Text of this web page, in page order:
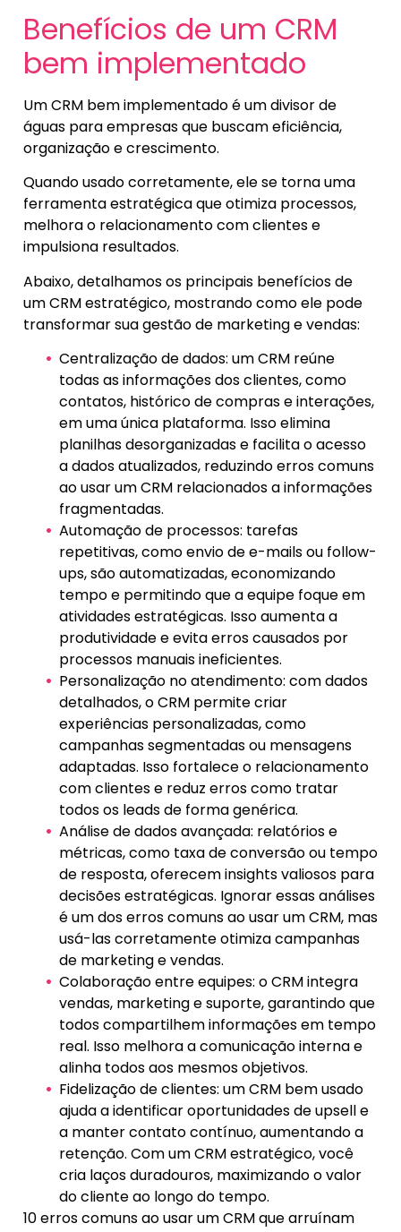
Benefícios de um CRM
bem implementado
Um CRM bem implementado é um divisor de
águas para empresas que buscam eficiência,
organização e crescimento.
Quando usado corretamente, ele se torna uma
ferramenta estratégica que otimiza processos,
melhora o relacionamento com clientes e
impulsiona resultados.
Abaixo, detalhamos os principais benefícios de
um CRM estratégico, mostrando como ele pode
transformar sua gestão de marketing e vendas:
Centralização de dados: um CRM reúne
todas as informações dos clientes, como
contatos, histórico de compras e interações,
em uma única plataforma. Isso elimina
planilhas desorganizadas e facilita o acesso
a dados atualizados, reduzindo erros comuns
ao usar um CRM relacionados a informações
fragmentadas.
Automação de processos: tarefas
repetitivas, como envio de e-mails ou follow-
ups, são automatizadas, economizando
tempo e permitindo que a equipe foque em
atividades estratégicas. Isso aumenta a
produtividade e evita erros causados por
processos manuais ineficientes.
Personalização no atendimento: com dados
detalhados, o CRM permite criar
experiências personalizadas, como
campanhas segmentadas ou mensagens
adaptadas. Isso fortalece o relacionamento
com clientes e reduz erros como tratar
todos os leads de forma genérica.
Análise de dados avançada: relatórios e
métricas, como taxa de conversão ou tempo
de resposta, oferecem insights valiosos para
decisões estratégicas. Ignorar essas análises
é um dos erros comuns ao usar um CRM, mas
usá-las corretamente otimiza campanhas
de marketing e vendas.
Colaboração entre equipes: o CRM integra
vendas, marketing e suporte, garantindo que
todos compartilhem informações em tempo
real. Isso melhora a comunicação interna e
alinha todos aos mesmos objetivos.
Fidelização de clientes: um CRM bem usado
ajuda a identificar oportunidades de upsell e
a manter contato contínuo, aumentando a
retenção. Com um CRM estratégico, você
cria laços duradouros, maximizando o valor
do cliente ao longo do tempo.
10 erros comuns ao usar um CRM que arruínam